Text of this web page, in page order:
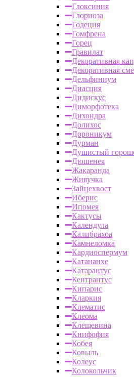
Глоксиния
Глориоза
Годеция
Гомфрена
Горец
Гравилат
Декоративная
Декоративная
Дельфиниум
Диасция
Дидискус
Диморфотека
Дихондра
Долихос
Дороникум
Дурман
Душистый
Дюшенея
Жакаранда
Живучка
Зайцехвост
Иберис
Ипомея
Кактусы
Календула
Калибрахоа
Камнеломка
Кардиоспермум
Катананхе
Катарантус
Кентрантус
Кипарис
Кларкия
Клематис
Клеома
Клещевина
Книфофия
Кобея
Ковыль
Колеус
Колокольчик